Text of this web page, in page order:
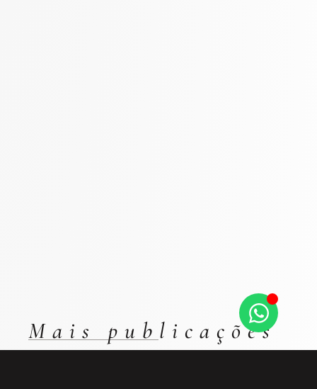
Mais publicações